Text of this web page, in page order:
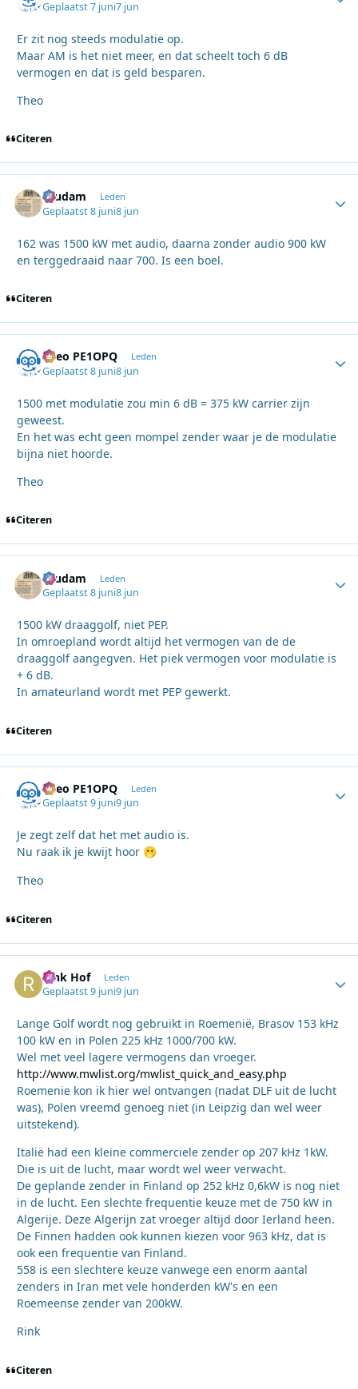
Geplaatst7 juni7 jun
Er zit nog steeds modulatie op.
Maar AM is het niet meer, en dat scheelt toch 6 dB
vermogen en dat is geld besparen.
Theo
Citeren
ruudam Leden
Geplaatst8 juni8 jun
162 was 1500 kW met audio, daarna zonder audio 900 kW
en terggedraaid naar 700. Is een boel.
Citeren
Theo PE1OPQ Leden
Geplaatst8 juni8 jun
1500 met modulatie zou min 6 dB = 375 kW carrier zijn
geweest.
En het was echt geen mompel zender waar je de modulatie
bijna niet hoorde.
Theo
Citeren
ruudam Leden
Geplaatst8 juni8 jun
1500 kW draaggolf, niet PEP.
In omroepland wordt altijd het vermogen van de de
draaggolf aangegven. Het piek vermogen voor modulatie is
+ 6 dB.
In amateurland wordt met PEP gewerkt.
Citeren
Theo PE1OPQ Leden
Geplaatst9 juni9 jun
Je zegt zelf dat het met audio is.
Nu raak ik je kwijt hoor 🫢
Theo
Citeren
Rink Hof Leden
Geplaatst9 juni9 jun
Lange Golf wordt nog gebruikt in Roemenië, Brasov 153 kHz
100 kW en in Polen 225 kHz 1000/700 kW.
Wel met veel lagere vermogens dan vroeger.
http://www.mwlist.org/mwlist_quick_and_easy.php
Roemenie kon ik hier wel ontvangen (nadat DLF uit de lucht
was), Polen vreemd genoeg niet (in Leipzig dan wel weer
uitstekend).
Italië had een kleine commerciele zender op 207 kHz 1kW.
Die is uit de lucht, maar wordt wel weer verwacht.
De geplande zender in Finland op 252 kHz 0,6kW is nog niet
in de lucht. Een slechte frequentie keuze met de 750 kW in
Algerije. Deze Algerijn zat vroeger altijd door Ierland heen.
De Finnen hadden ook kunnen kiezen voor 963 kHz, dat is
ook een frequentie van Finland.
558 is een slechtere keuze vanwege een enorm aantal
zenders in Iran met vele honderden kW's en een
Roemeense zender van 200kW.
Rink
Citeren